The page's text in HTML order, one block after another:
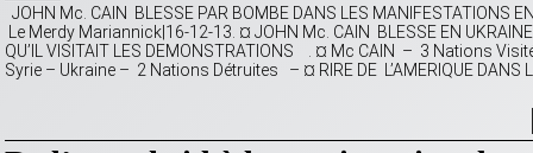
JOHN Mc. CAIN BLESSE PAR BOMBE DANS LES MANIFESTATIONS
Le Merdy Mariannick|16-12-13. ¤ JOHN Mc. CAIN BLESSE EN
QU’IL VISITAIT LES DEMONSTRATIONS . ¤ Mc CAIN – 3 Nations
Syrie – Ukraine – 2 Nations Détruites – ¤ RIRE DE L’AMERIQUE DANS